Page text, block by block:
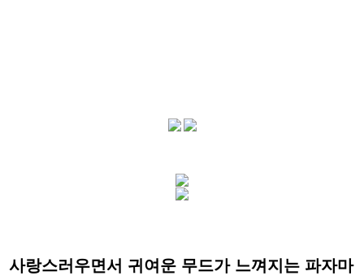
사랑스러우면서 귀여운 무드가 느껴지는 파자마